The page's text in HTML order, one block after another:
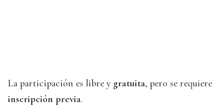
La participación es libre y gratuita, pero se requiere
inscripción previa.